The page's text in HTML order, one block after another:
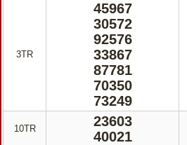
3TR
10TR
45967
30572
92576
33867
87781
70350
73249
23603
40021